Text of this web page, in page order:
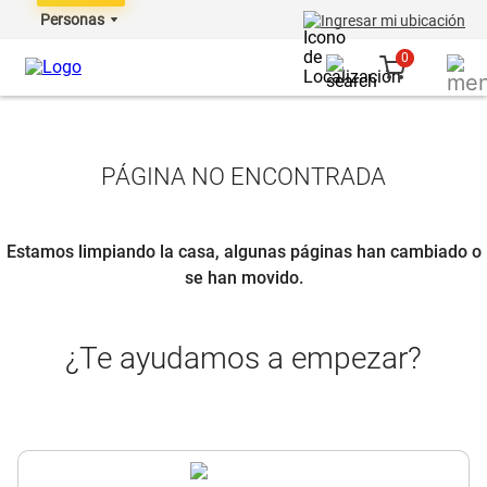
Personas Ingresar mi ubicación
0
PÁGINA NO ENCONTRADA
Estamos limpiando la casa, algunas páginas han cambiado o
se han movido.
¿Te ayudamos a empezar?